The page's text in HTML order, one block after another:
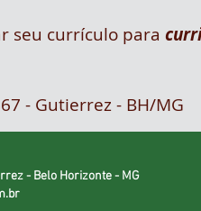
seu currículo para
- Gutierrez - BH/MG
- Belo Horizonte - MG